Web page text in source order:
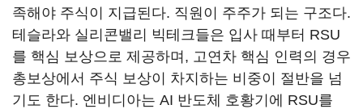
족해야 주식이 지급된다. 직원이 주주가 되는 구조다.
테슬라와 실리콘밸리 빅테크들은 입사 때부터 RSU
를 핵심 보상으로 제공하며, 고연차 핵심 인력의 경우
총보상에서 주식 보상이 차지하는 비중이 절반을 넘
기도 한다. 엔비디아는 AI 반도체 호황기에 RSU를